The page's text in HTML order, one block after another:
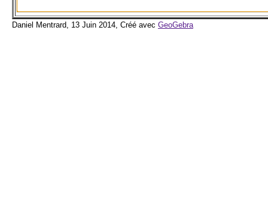
Daniel Mentrard, 13 Juin 2014, Créé avec GeoGebra